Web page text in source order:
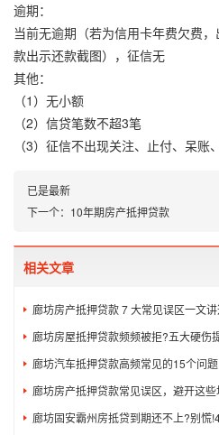
逾期：
当前无逾期（若为信用卡年费欠费
款出示还款截图），征信无
其他：
（1）无小额
（2）信贷笔数不超3笔
（3）征信不出现关注、止付、呆账
已是最新
下一个： 10年期房产抵押贷款
相关文章
廊坊房产抵押贷款 7 大常见误区一文讲透
廊坊房屋抵押贷款频频被拒?五大硬伤提
廊坊汽车抵押贷款高频常见的15个问
廊坊房产抵押贷款常见误区，避开这
廊坊固安霸州房抵贷到期还不上?别慌!4